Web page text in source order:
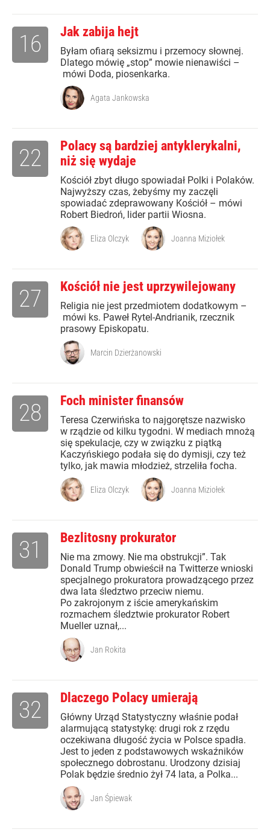
Jak zabija hejt
Byłam ofiarą seksizmu i przemocy słownej.
Dlatego mówię „stop” mowie nienawiści –
mówi Doda, piosenkarka.
16
Agata Jankowska
Polacy są bardziej antyklerykalni,
niż się wydaje
Kościół zbyt długo spowiadał Polki i Polaków.
Najwyższy czas, żebyśmy my zaczęli
spowiadać zdeprawowany Kościół – mówi
Robert Biedroń, lider partii Wiosna.
22
Eliza Olczyk Joanna Miziołek
Kościół nie jest uprzywilejowany
Religia nie jest przedmiotem dodatkowym –
mówi ks. Paweł Rytel-Andrianik, rzecznik
prasowy Episkopatu.
27
Marcin Dzierżanowski
Foch minister finansów
Teresa Czerwińska to najgorętsze nazwisko
w rządzie od kilku tygodni. W mediach mnożą
się spekulacje, czy w związku z piątką
Kaczyńskiego podała się do dymisji, czy też
tylko, jak mawia młodzież, strzeliła focha.
28
Eliza Olczyk Joanna Miziołek
Bezlitosny prokurator
Nie ma zmowy. Nie ma obstrukcji”. Tak
Donald Trump obwieścił na Twitterze wnioski
specjalnego prokuratora prowadzącego przez
dwa lata śledztwo przeciw niemu.
Po zakrojonym z iście amerykańskim
rozmachem śledztwie prokurator Robert
Mueller uznał,...
31
Jan Rokita
Dlaczego Polacy umierają
Główny Urząd Statystyczny właśnie podał
alarmującą statystykę: drugi rok z rzędu
oczekiwana długość życia w Polsce spadła.
Jest to jeden z podstawowych wskaźników
społecznego dobrostanu. Urodzony dzisiaj
Polak będzie średnio żył 74 lata, a Polka...
32
Jan Śpiewak